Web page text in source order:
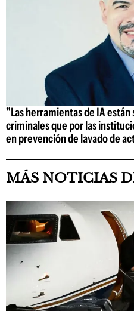
"Las herramientas de IA
criminales que por las
en prevención de lavado de
MÁS NOTICIAS